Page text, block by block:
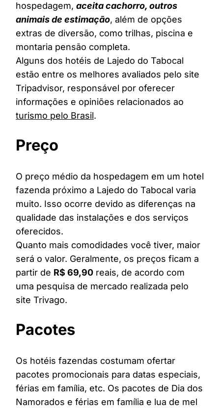
hospedagem, aceita cachorro, outros
animais de estimação, além de opções
extras de diversão, como trilhas, piscina e
montaria pensão completa.
Alguns dos hotéis de Lajedo do Tabocal
estão entre os melhores avaliados pelo site
Tripadvisor, responsável por oferecer
informações e opiniões relacionados ao
turismo pelo Brasil.
Preço
O preço médio da hospedagem em um hotel
fazenda próximo a Lajedo do Tabocal varia
muito. Isso ocorre devido as diferenças na
qualidade das instalações e dos serviços
oferecidos.
Quanto mais comodidades você tiver, maior
será o valor. Geralmente, os preços ficam a
partir de R$ 69,90 reais, de acordo com
uma pesquisa de mercado realizada pelo
site Trivago.
Pacotes
Os hotéis fazendas costumam ofertar
pacotes promocionais para datas especiais,
férias em família, etc. Os pacotes de Dia dos
Namorados e férias em família e lua de mel